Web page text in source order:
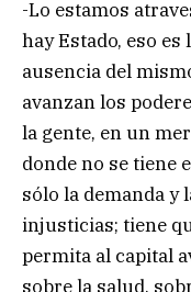
-Lo estamos
hay Estado, eso
ausencia del
avanzan los
la gente, en un
donde no se tiene
sólo la demanda y
injusticias; tiene
permita al capital
sobre la salud,